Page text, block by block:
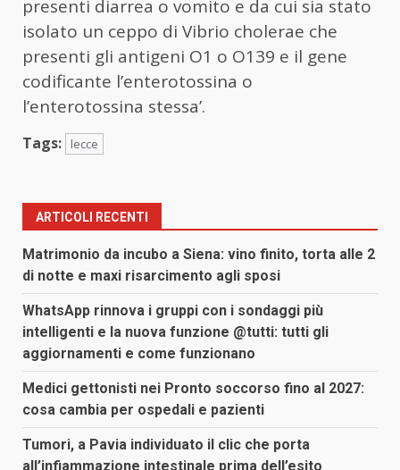
presenti diarrea o vomito e da cui sia stato
isolato un ceppo di Vibrio cholerae che
presenti gli antigeni O1 o O139 e il gene
codificante l’enterotossina o
l’enterotossina stessa’.
Tags: lecce
ARTICOLI RECENTI
Matrimonio da incubo a Siena: vino finito, torta alle 2
di notte e maxi risarcimento agli sposi
WhatsApp rinnova i gruppi con i sondaggi più
intelligenti e la nuova funzione @tutti: tutti gli
aggiornamenti e come funzionano
Medici gettonisti nei Pronto soccorso fino al 2027:
cosa cambia per ospedali e pazienti
Tumori, a Pavia individuato il clic che porta
all’infiammazione intestinale prima dell’esito